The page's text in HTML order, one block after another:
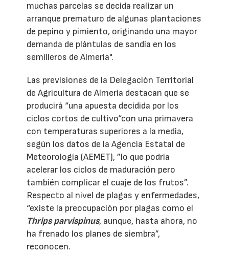
muchas parcelas se decida realizar un
arranque prematuro de algunas plantaciones
de pepino y pimiento, originando una mayor
demanda de plántulas de sandía en los
semilleros de Almería".
Las previsiones de la Delegación Territorial
de Agricultura de Almería destacan que se
producirá “una apuesta decidida por los
ciclos cortos de cultivo“con una primavera
con temperaturas superiores a la media,
según los datos de la Agencia Estatal de
Meteorología (AEMET), ”lo que podría
acelerar los ciclos de maduración pero
también complicar el cuaje de los frutos”.
Respecto al nivel de plagas y enfermedades,
“existe la preocupación por plagas como el
Thrips parvispinus, aunque, hasta ahora, no
ha frenado los planes de siembra”,
reconocen.